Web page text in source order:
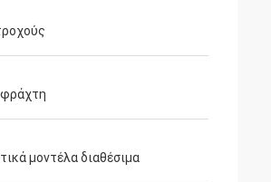
μοντέλα διαθέσιμα